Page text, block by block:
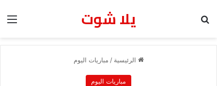
يلا شوت
الرئيسية / مباريات اليوم
مباريات اليوم